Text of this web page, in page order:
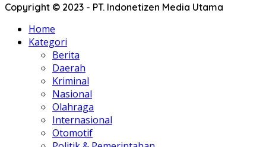
Copyright © 2023 - PT. Indonetizen Media Utama
Home
Kategori
Berita
Daerah
Kriminal
Nasional
Olahraga
Internasional
Otomotif